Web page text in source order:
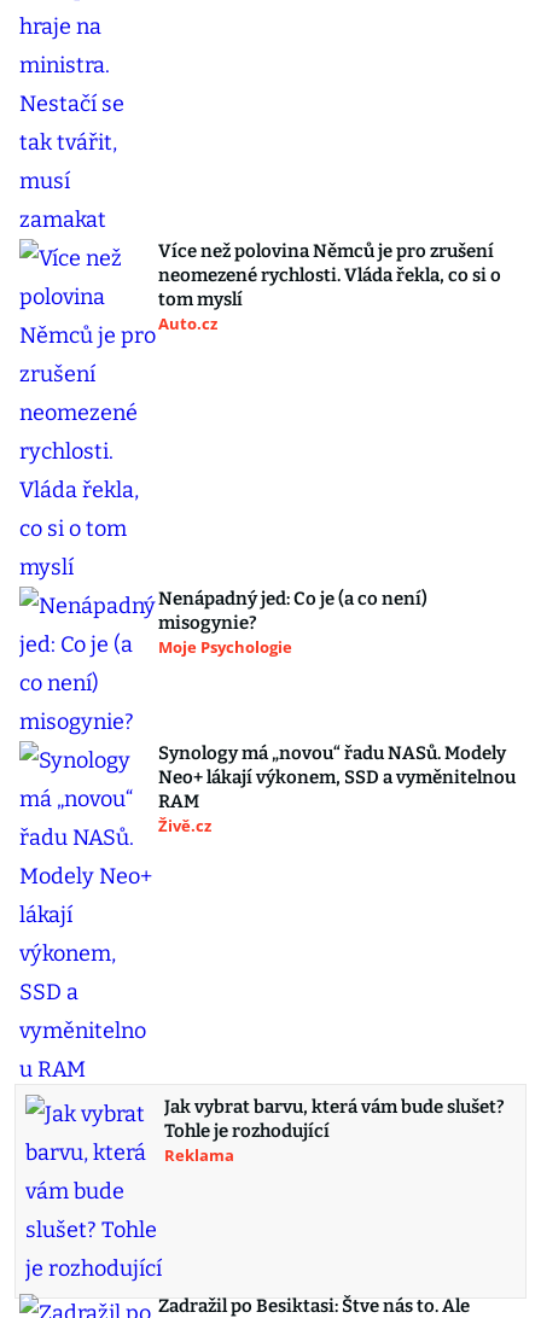
Více než polovina Němců je pro zrušení
neomezené rychlosti. Vláda řekla, co si o
tom myslí
Auto.cz
Nenápadný jed: Co je (a co není)
misogynie?
Moje Psychologie
Synology má „novou“ řadu NASů. Modely
Neo+ lákají výkonem, SSD a vyměnitelnou
RAM
Živě.cz
Jak vybrat barvu, která vám bude slušet?
Tohle je rozhodující
Reklama
Zadražil po Besiktasi: Štve nás to. Ale